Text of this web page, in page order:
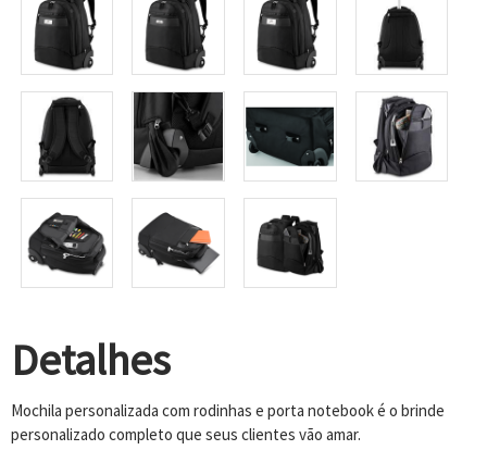
Detalhes
Mochila personalizada com rodinhas e porta notebook é o brinde
personalizado completo que seus clientes vão amar.